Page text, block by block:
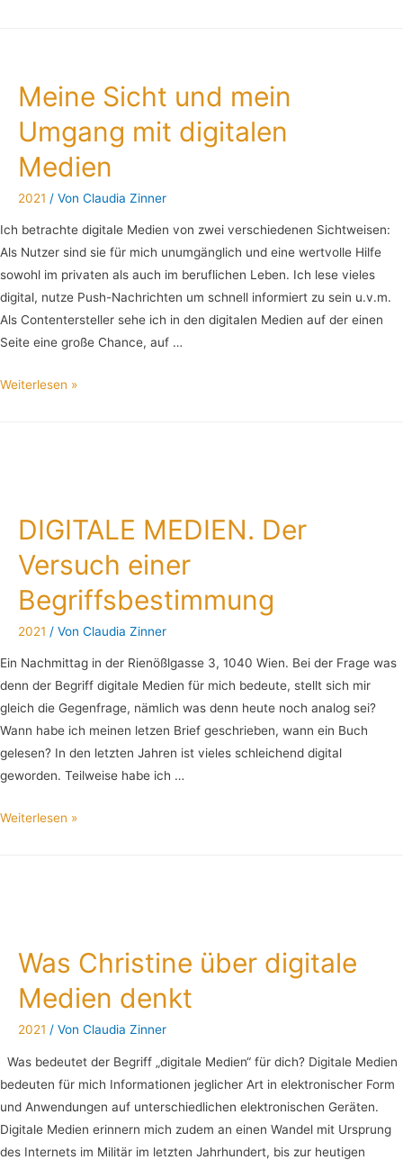
Meine Sicht und mein
Umgang mit digitalen
Medien
2021 / Von Claudia Zinner
Ich betrachte digitale Medien von zwei verschiedenen Sichtweisen:
Als Nutzer sind sie für mich unumgänglich und eine wertvolle Hilfe
sowohl im privaten als auch im beruflichen Leben. Ich lese vieles
digital, nutze Push-Nachrichten um schnell informiert zu sein u.v.m.
Als Contentersteller sehe ich in den digitalen Medien auf der einen
Seite eine große Chance, auf …
Weiterlesen »
DIGITALE MEDIEN. Der
Versuch einer
Begriffsbestimmung
2021 / Von Claudia Zinner
Ein Nachmittag in der Rienößlgasse 3, 1040 Wien. Bei der Frage was
denn der Begriff digitale Medien für mich bedeute, stellt sich mir
gleich die Gegenfrage, nämlich was denn heute noch analog sei?
Wann habe ich meinen letzen Brief geschrieben, wann ein Buch
gelesen? In den letzten Jahren ist vieles schleichend digital
geworden. Teilweise habe ich …
Weiterlesen »
Was Christine über digitale
Medien denkt
2021 / Von Claudia Zinner
Was bedeutet der Begriff „digitale Medien“ für dich? Digitale Medien
bedeuten für mich Informationen jeglicher Art in elektronischer Form
und Anwendungen auf unterschiedlichen elektronischen Geräten.
Digitale Medien erinnern mich zudem an einen Wandel mit Ursprung
des Internets im Militär im letzten Jahrhundert, bis zur heutigen